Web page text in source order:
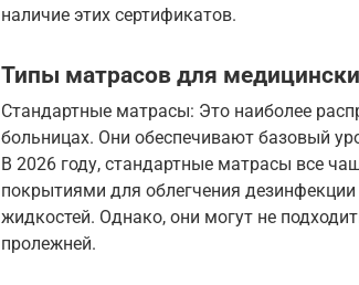
наличие этих сертификатов.
Типы матрасов для
Стандартные матрасы: Это наиболее
больницах. Они обеспечивают базовый
В 2026 году, стандартные матрасы все
покрытиями для облегчения
жидкостей. Однако, они могут не
пролежней.